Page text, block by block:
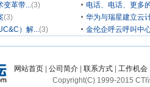
变革带...(3)
电话、电话、更多
(3)
华为与瑞星建立云
）解...(3) 金伦企呼云呼叫中
网站首页 公司简介 联系方式 工作机会
Copyright(C) 1999-2015 CTI